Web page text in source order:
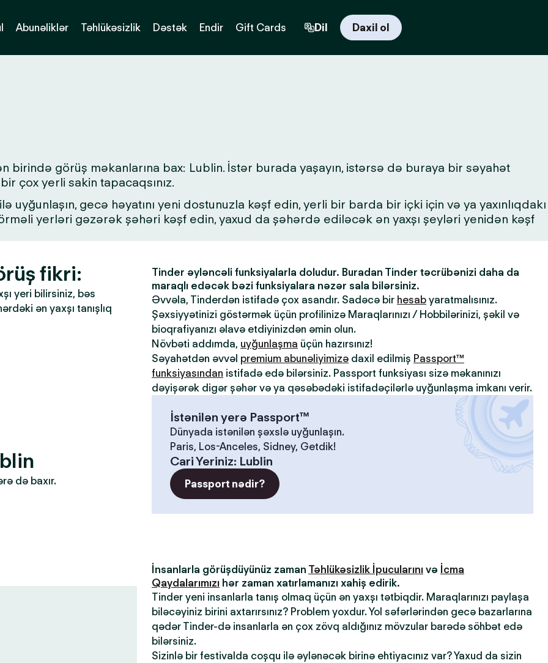
Abunəliklər Təhlükəsizlik Dəstək Endir Gift Cards Dil Daxil ol
birində görüş məkanlarına bax: Lublin. İstər burada yaşayın, istərsə də buraya bir səyahət
çox yerli sakin tapacaqsınız.
uyğunlaşın, gecə həyatını yeni dostunuzla kəşf edin, yerli bir barda bir içki için və ya yaxınlıqdakı
yerləri gəzərək şəhəri kəşf edin, yaxud da şəhərdə ediləcək ən yaxşı şeyləri yenidən kəşf
fikri:
yeri bilirsiniz, bəs
ən yaxşı tanışlıq
də baxır.
Tinder əyləncəli funksiyalarla doludur. Buradan Tinder təcrübənizi daha da
maraqlı edəcək bəzi funksiyalara nəzər sala bilərsiniz.
Əvvəla, Tinderdən istifadə çox asandır. Sadəcə bir hesab yaratmalısınız.
Şəxsiyyətinizi göstərmək üçün profilinizə Maraqlarınızı / Hobbilərinizi, şəkil və
bioqrafiyanızı əlavə etdiyinizdən əmin olun.
Növbəti addımda, uyğunlaşma üçün hazırsınız!
Səyahətdən əvvəl premium abunəliyimizə daxil edilmiş Passport™
funksiyasından istifadə edə bilərsiniz. Passport funksiyası sizə məkanınızı
dəyişərək digər şəhər və ya qəsəbədəki istifadəçilərlə uyğunlaşma imkanı verir.
İstənilən yerə Passport™
Dünyada istənilən şəxslə uyğunlaşın.
Paris, Los-Anceles, Sidney, Getdik!
Cari Yeriniz: Lublin
Passport nədir?
İnsanlarla görüşdüyünüz zaman Təhlükəsizlik İpucularını və İcma
Qaydalarımızı hər zaman xatırlamanızı xahiş edirik.
Tinder yeni insanlarla tanış olmaq üçün ən yaxşı tətbiqdir. Maraqlarınızı paylaşa
biləcəyiniz birini axtarırsınız? Problem yoxdur. Yol səfərlərindən gecə bazarlarına
qədər Tinder-də insanlarla ən çox zövq aldığınız mövzular barədə söhbət edə
bilərsiniz.
Sizinlə bir festivalda coşqu ilə əylənəcək birinə ehtiyacınız var? Yaxud da sizin